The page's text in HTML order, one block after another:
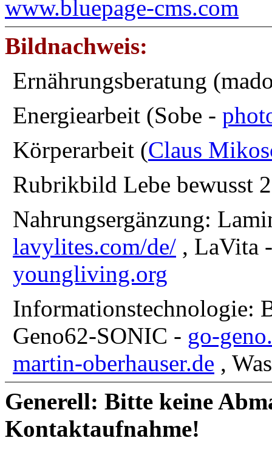
www.bluepage-cms.com
Bildnachweis:
Ernährungsberatung
Energiearbeit (Sobe -
Körperarbeit (Claus
Rubrikbild Lebe bewusst
Nahrungsergänzung:
lavylites.com/de/ , LaVita
youngliving.org
Informationstechnologie:
Geno62-SONIC - go-
martin-oberhauser.de ,
Generell: Bitte keine
Kontaktaufnahme!